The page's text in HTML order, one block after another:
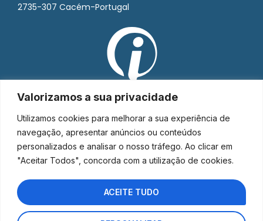
Valorizamos a sua privacidade
Utilizamos cookies para melhorar a sua experiência de
navegação, apresentar anúncios ou conteúdos
personalizados e analisar o nosso tráfego. Ao clicar em
"Aceitar Todos", concorda com a utilização de cookies.
ACEITE TUDO
2735-307 Cacém-Portugal